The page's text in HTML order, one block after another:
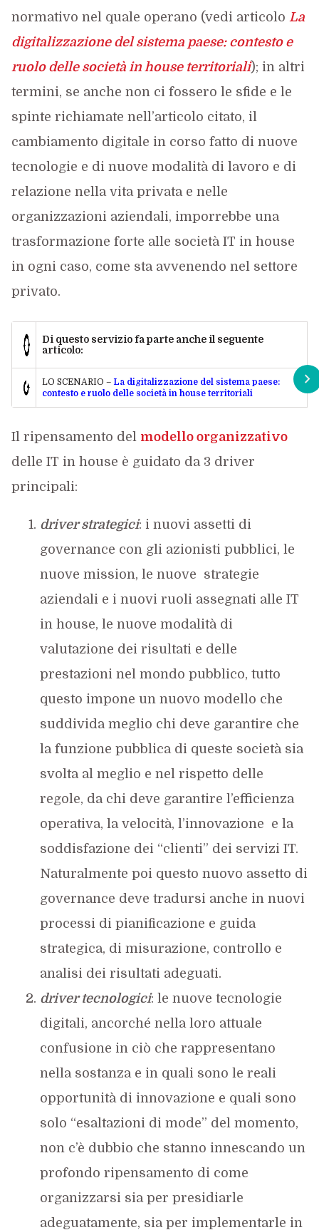
normativo nel quale operano (vedi articolo La
digitalizzazione del sistema paese: contesto e
ruolo delle società in house territoriali); in altri
termini, se anche non ci fossero le sfide e le
spinte richiamate nell’articolo citato, il
cambiamento digitale in corso fatto di nuove
tecnologie e di nuove modalità di lavoro e di
relazione nella vita privata e nelle
organizzazioni aziendali, imporrebbe una
trasformazione forte alle società IT in house
in ogni caso, come sta avvenendo nel settore
privato.
Di questo servizio fa parte anche il seguente
articolo:
LO SCENARIO – La digitalizzazione del sistema paese:
contesto e ruolo delle società in house territoriali
Il ripensamento del modello organizzativo
delle IT in house è guidato da 3 driver
principali:
driver strategici: i nuovi assetti di
governance con gli azionisti pubblici, le
nuove mission, le nuove strategie
aziendali e i nuovi ruoli assegnati alle IT
in house, le nuove modalità di
valutazione dei risultati e delle
prestazioni nel mondo pubblico, tutto
questo impone un nuovo modello che
suddivida meglio chi deve garantire che
la funzione pubblica di queste società sia
svolta al meglio e nel rispetto delle
regole, da chi deve garantire l’efficienza
operativa, la velocità, l’innovazione e la
soddisfazione dei “clienti” dei servizi IT.
Naturalmente poi questo nuovo assetto di
governance deve tradursi anche in nuovi
processi di pianificazione e guida
strategica, di misurazione, controllo e
analisi dei risultati adeguati.
driver tecnologici: le nuove tecnologie
digitali, ancorché nella loro attuale
confusione in ciò che rappresentano
nella sostanza e in quali sono le reali
opportunità di innovazione e quali sono
solo “esaltazioni di mode” del momento,
non c’è dubbio che stanno innescando un
profondo ripensamento di come
organizzarsi sia per presidiarle
adeguatamente, sia per implementarle in